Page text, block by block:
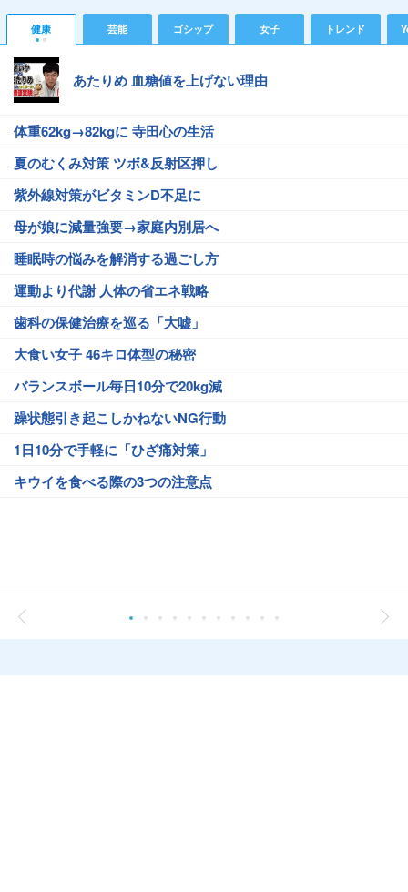
健康 芸能 ゴシップ 女子 トレンド
あたりめ 血糖値を上げない理由
体重62kg→82kgに 寺田心の生活
夏のむくみ対策 ツボ&反射区押し
紫外線対策がビタミンD不足に
母が娘に減量強要→家庭内別居へ
睡眠時の悩みを解消する過ごし方
運動より代謝 人体の省エネ戦略
歯科の保健治療を巡る「大嘘」
大食い女子 46キロ体型の秘密
バランスボール毎日10分で20kg減
躁状態引き起こしかねないNG行動
1日10分で手軽に「ひざ痛対策」
キウイを食べる際の3つの注意点